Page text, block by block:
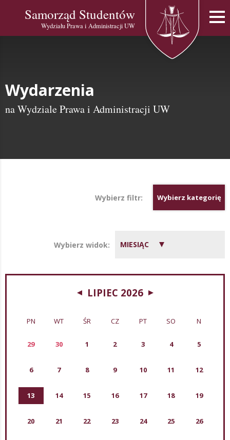
Samorząd Studentów
Wydziału Prawa i Administracji UW
Wydarzenia
na Wydziale Prawa i Administracji UW
Wybierz filtr: Wybierz kategorię
Wybierz widok: MIESIĄC
LIPIEC 2026
PN WT ŚR CZ PT SO N
29 30 1 2 3 4 5
6 7 8 9 10 11 12
13 14 15 16 17 18 19
20 21 22 23 24 25 26